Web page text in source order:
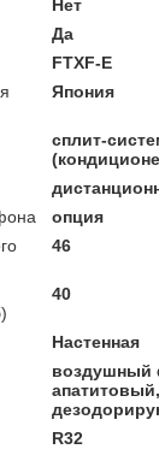
Нет
Да
FTXF-E
Япония
сплит-
опция
46
40
Настенная
воздушный
апатитовый,
R32